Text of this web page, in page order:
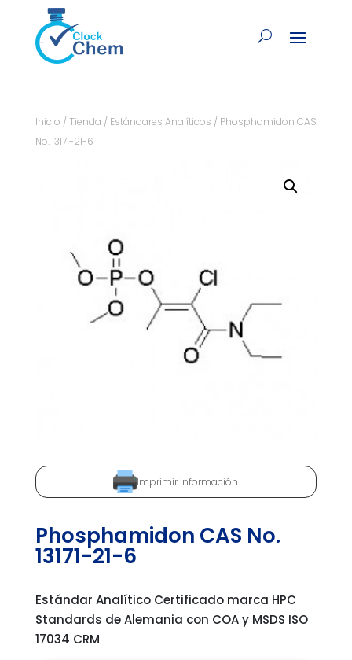
Inicio / Tienda / Estándares Analíticos / Phosphamidon CAS
No. 13171-21-6
Imprimir información
Phosphamidon CAS No.
13171-21-6
Estándar Analítico Certificado marca HPC
Standards de Alemania con COA y MSDS ISO
17034 CRM